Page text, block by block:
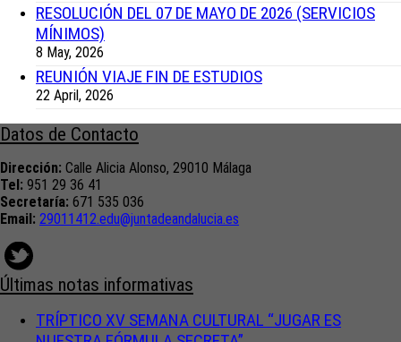
RESOLUCIÓN DEL 07 DE MAYO DE 2026 (SERVICIOS
MÍNIMOS)
8 May, 2026
REUNIÓN VIAJE FIN DE ESTUDIOS
22 April, 2026
Datos de Contacto
Dirección: Calle Alicia Alonso, 29010 Málaga
Tel: 951 29 36 41
Secretaría: 671 535 036
Email: 29011412.edu@juntadeandalucia. es
Últimas notas informativas
TRÍPTICO XV SEMANA CULTURAL “JUGAR ES